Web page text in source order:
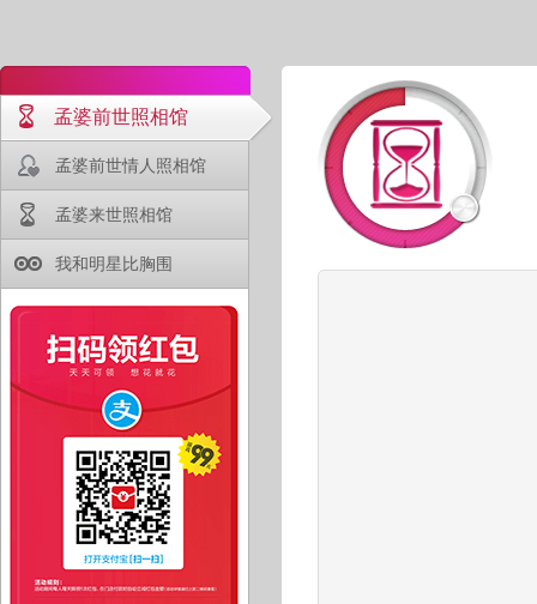
孟婆前世照相馆
孟婆前世情人照相馆
孟婆来世照相馆
我和明星比胸围